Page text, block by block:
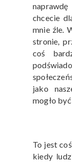
chcecie
mnie źle.
stronie,
coś
jako
mogło
To jest
kiedy